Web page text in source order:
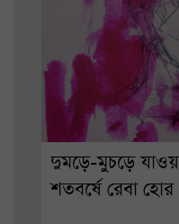
দুমড়ে-মুচড়ে
শতবর্ষে রেবা হোর